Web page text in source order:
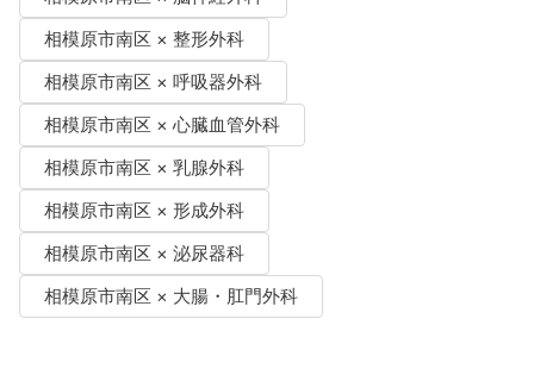
相模原市南区 × 整形外科
相模原市南区 × 呼吸器外科
相模原市南区 × 心臓血管外科
相模原市南区 × 乳腺外科
相模原市南区 × 形成外科
相模原市南区 × 泌尿器科
相模原市南区 × 大腸・肛門外科